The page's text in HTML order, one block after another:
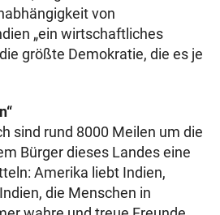
von
„ein wirtschaftliches
größte Demokratie, die es je
sind rund 8000 Meilen um die
Bürger dieses Landes eine
Amerika liebt Indien,
die Menschen in